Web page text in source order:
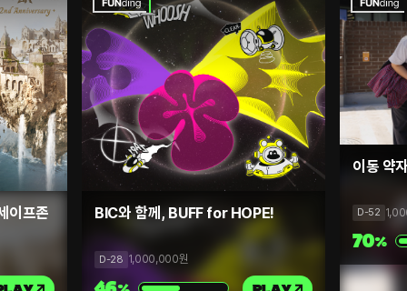
이프존 BIC와 함께, BUFF for HOPE!
D-28 1,000,000원
이동 약
D-52
70%